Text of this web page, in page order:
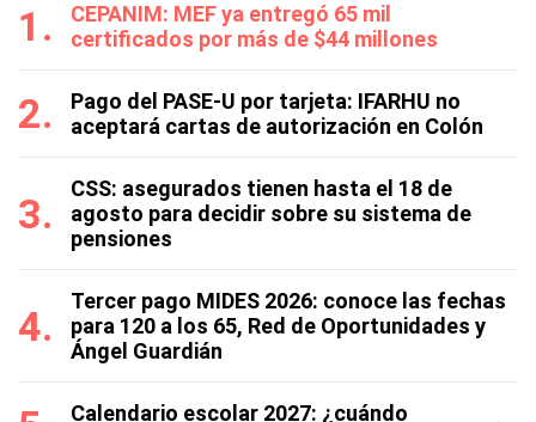
CEPANIM: MEF ya entregó 65 mil
certificados por más de $44 millones
Pago del PASE-U por tarjeta: IFARHU no
aceptará cartas de autorización en Colón
CSS: asegurados tienen hasta el 18 de
agosto para decidir sobre su sistema de
pensiones
Tercer pago MIDES 2026: conoce las fechas
para 120 a los 65, Red de Oportunidades y
Ángel Guardián
Calendario escolar 2027: ¿cuándo